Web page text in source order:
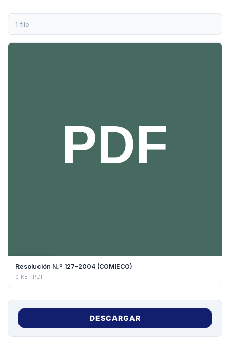
1 file
Resolución N.º 127-2004 (COMIECO)
0 KB PDF
DESCARGAR